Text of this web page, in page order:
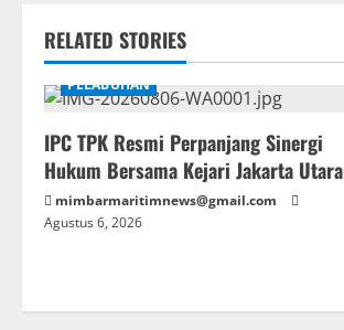
RELATED STORIES
PELABUHAN
IPC TPK Resmi Perpanjang Sinergi
Hukum Bersama Kejari Jakarta Utara
mimbarmaritimnews@gmail.com
Agustus 6, 2026